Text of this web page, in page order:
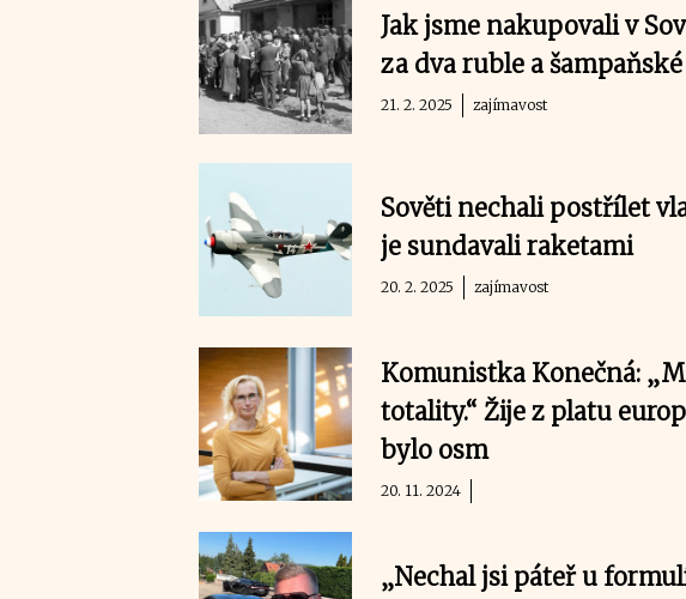
Jak jsme nakupovali v
za dva ruble a
21. 2. 2025 zajímavost
Sověti nechali postřílet
je sundavali raketami
20. 2. 2025 zajímavost
Komunistka Konečná:
totality.“ Žije z platu
bylo osm
20. 11. 2024
„Nechal jsi páteř u